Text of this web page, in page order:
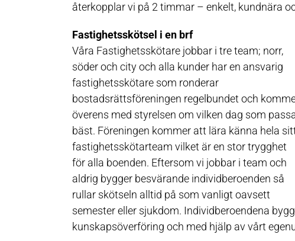
återkopplar vi på 2 timmar – enkelt, kundnära
Fastighetsskötsel i en brf
Våra Fastighetsskötare jobbar i tre team; norr,
söder och city och alla kunder har en ansvarig
fastighetsskötare som ronderar
bostadsrättsföreningen regelbundet och
överens med styrelsen om vilken dag som
bäst. Föreningen kommer att lära känna hela
fastighetsskötarteam vilket är en stor trygghet
för alla boenden. Eftersom vi jobbar i team och
aldrig bygger besvärande individberoenden så
rullar skötseln alltid på som vanligt oavsett
semester eller sjukdom. Individberoendena
kunskapsöverföring och med hjälp av vårt